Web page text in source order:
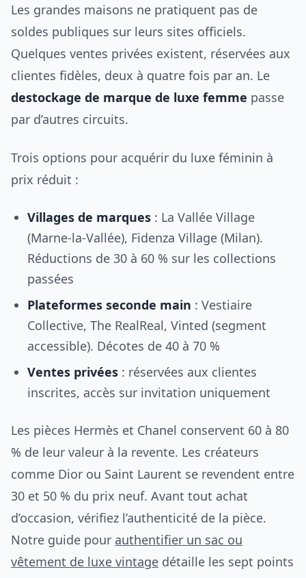
Les grandes maisons ne pratiquent pas de
soldes publiques sur leurs sites officiels.
Quelques ventes privées existent, réservées aux
clientes fidèles, deux à quatre fois par an. Le
destockage de marque de luxe femme passe
par d’autres circuits.
Trois options pour acquérir du luxe féminin à
prix réduit :
Villages de marques : La Vallée Village
(Marne-la-Vallée), Fidenza Village (Milan).
Réductions de 30 à 60 % sur les collections
passées
Plateformes seconde main : Vestiaire
Collective, The RealReal, Vinted (segment
accessible). Décotes de 40 à 70 %
Ventes privées : réservées aux clientes
inscrites, accès sur invitation uniquement
Les pièces Hermès et Chanel conservent 60 à 80
% de leur valeur à la revente. Les créateurs
comme Dior ou Saint Laurent se revendent entre
30 et 50 % du prix neuf. Avant tout achat
d’occasion, vérifiez l’authenticité de la pièce.
Notre guide pour authentifier un sac ou
vêtement de luxe vintage détaille les sept points